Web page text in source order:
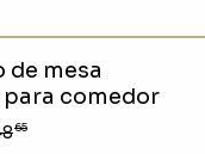
de mesa
comedor
65